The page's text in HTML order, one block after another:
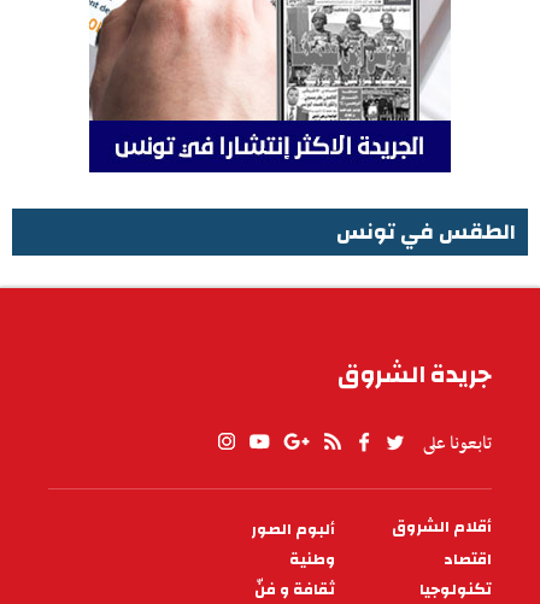
الطقس في تونس
جريدة الشروق
تابعونا على
PIED
DE
PAGE
أقلام الشروق
ألبوم الصور
اقتصاد
وطنية
تكنولوجيا
ثقافة و فنّ